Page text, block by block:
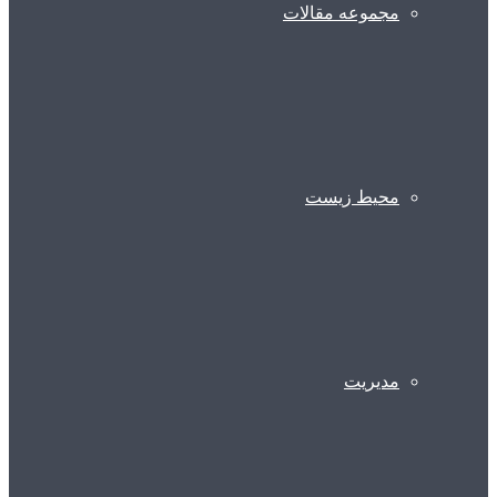
مجموعه مقالات
محیط زیست
مدیریت